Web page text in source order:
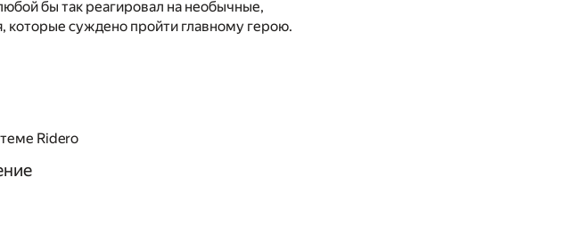
бы так реагировал на необычные,
которые суждено пройти главному герою.
Ridero